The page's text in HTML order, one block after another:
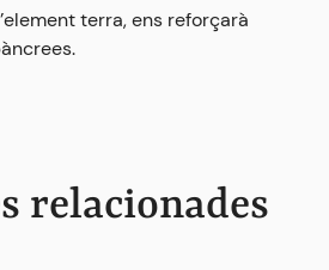
terra, ens reforçarà
relacionades